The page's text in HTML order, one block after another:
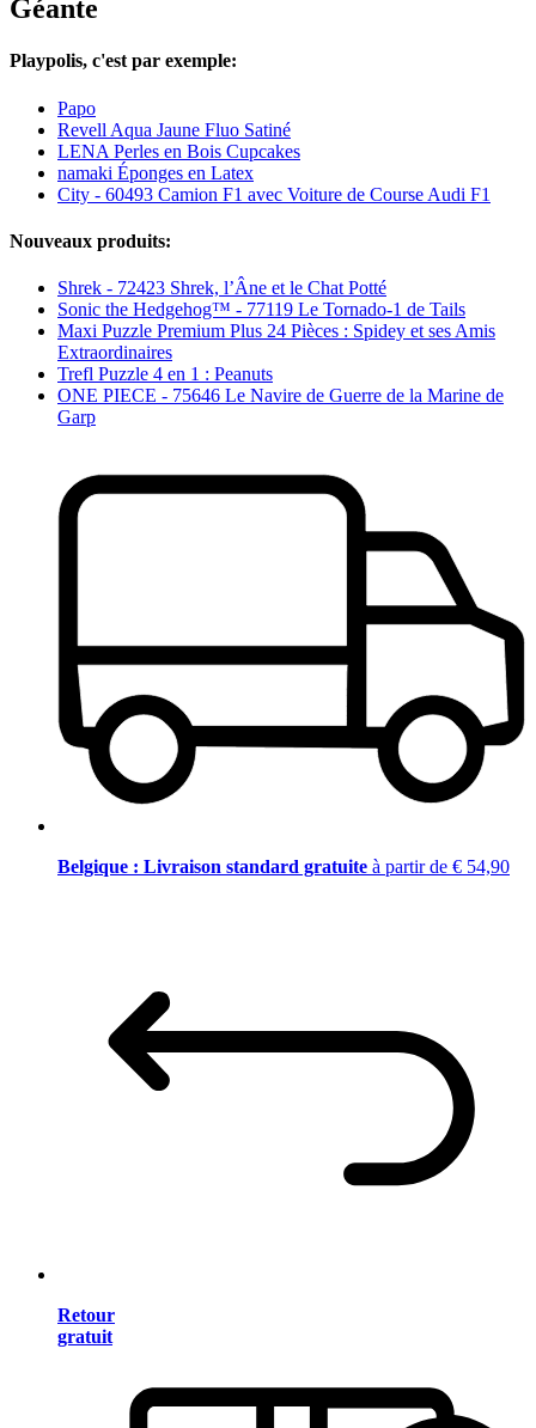
Géante
Playpolis, c'est par exemple:
Papo
Revell Aqua Jaune Fluo Satiné
LENA Perles en Bois Cupcakes
namaki Éponges en Latex
City - 60493 Camion F1 avec Voiture de Course Audi F1
Nouveaux produits:
Shrek - 72423 Shrek, l’Âne et le Chat Potté
Sonic the Hedgehog™ - 77119 Le Tornado-1 de Tails
Maxi Puzzle Premium Plus 24 Pièces : Spidey et ses Amis
Extraordinaires
Trefl Puzzle 4 en 1 : Peanuts
ONE PIECE - 75646 Le Navire de Guerre de la Marine de
Garp
Belgique : Livraison standard gratuite à partir de € 54,90
Retour
gratuit